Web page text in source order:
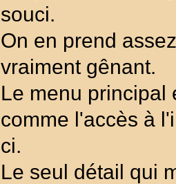
souci.
On en prend
vraiment gênant.
Le menu principal
comme l'accès à
ci.
Le seul détail qui